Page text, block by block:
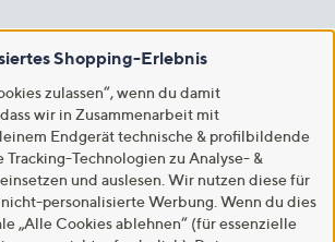
Shopping-Erlebnis
zulassen“, wenn du damit
wir in Zusammenarbeit mit
Endgerät technische & profilbildende
Tracking-Technologien zu Analyse- &
und auslesen. Wir nutzen diese für
personalisierte Werbung. Wenn du dies
„Alle Cookies ablehnen“ (für essenzielle